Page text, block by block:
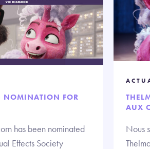
NOMINATION FOR
has been nominated
Effects Society
AUX
Nous